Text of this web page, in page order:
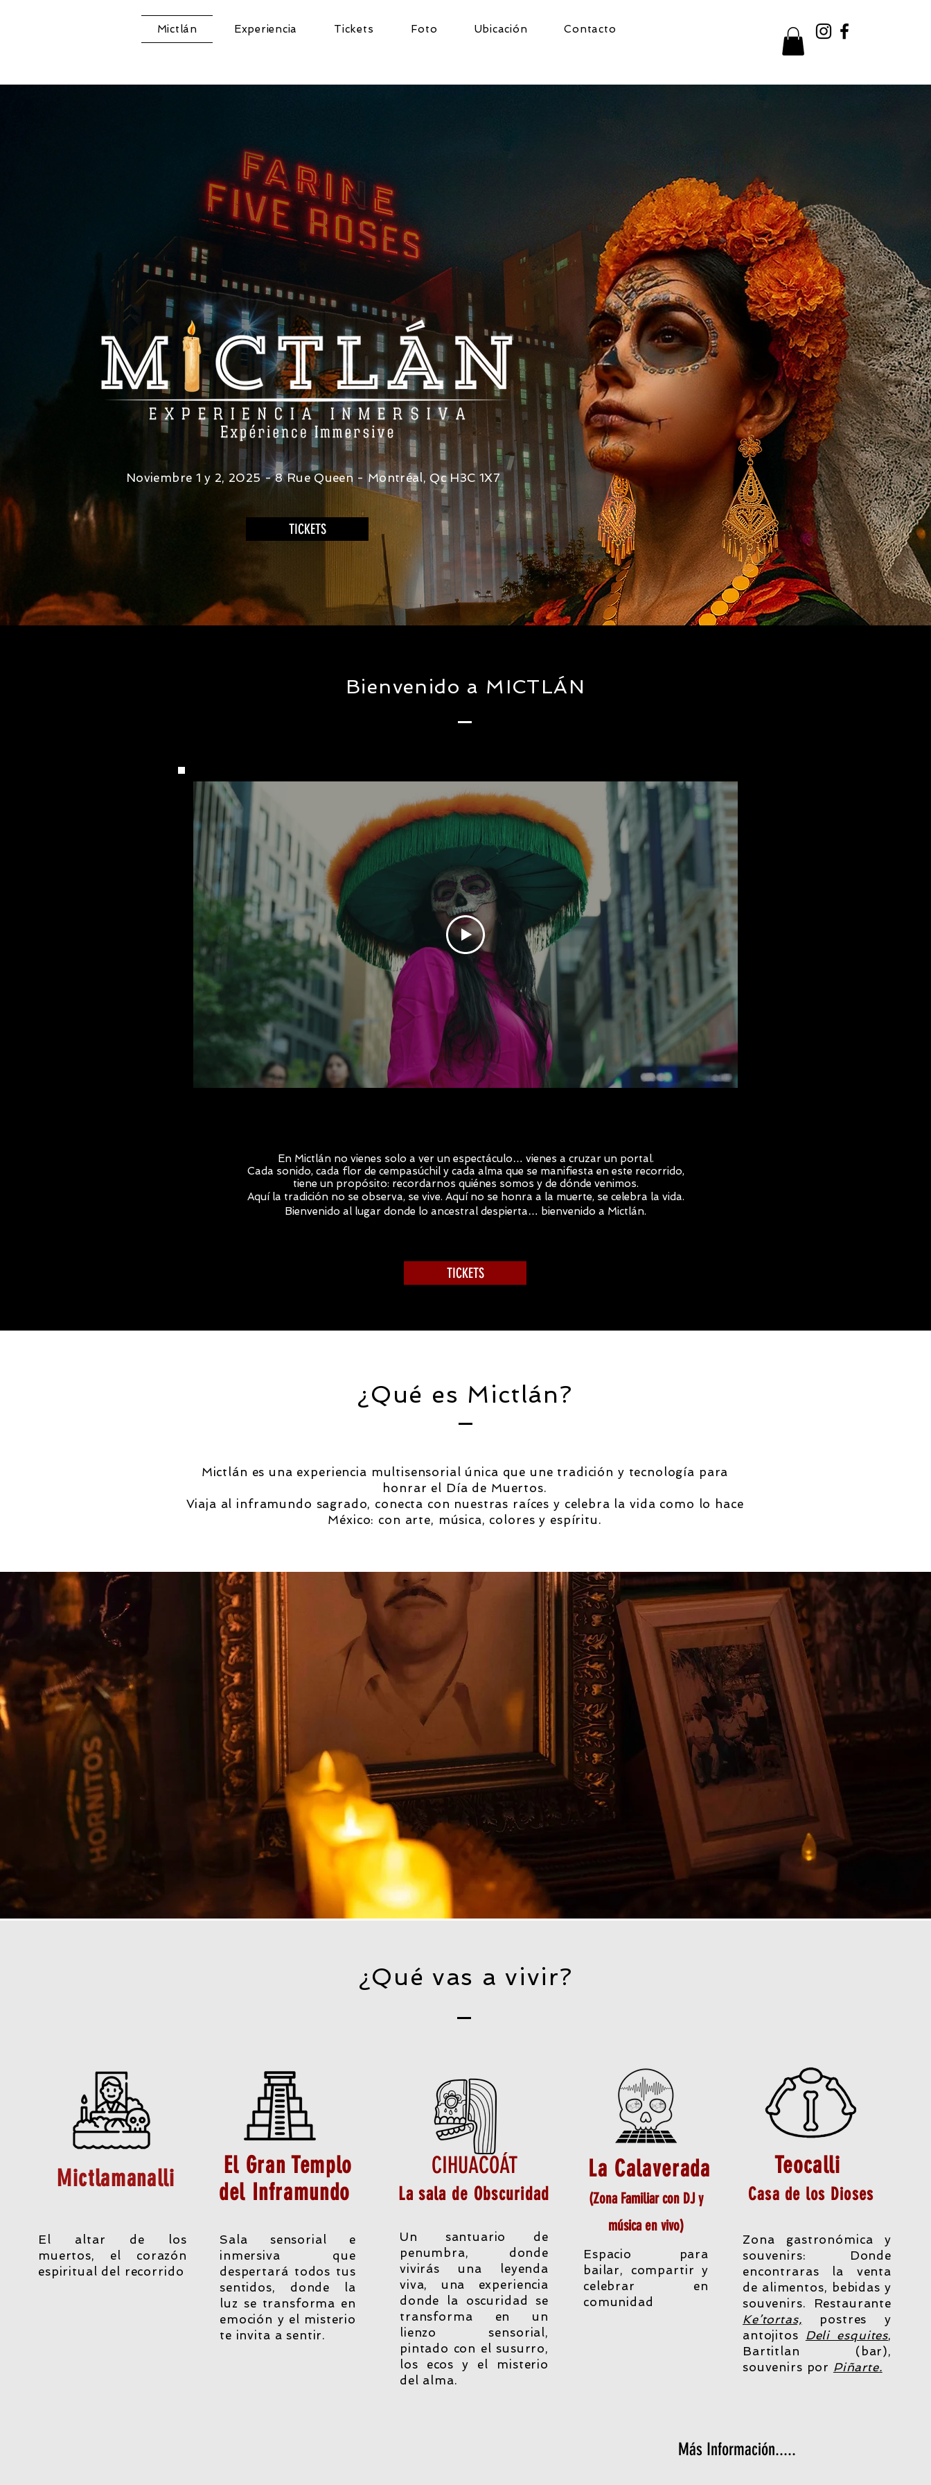
Mictlán Experiencia Tickets Foto Ubicación Contacto
Noviembre 1 y 2, 2025 - 8 Rue Queen - Montréal, Qc H3C 1X7
TICKETS
Bienvenido a MICTLÁN
En Mictlán no vienes solo a ver un espectáculo… vienes a cruzar un portal.
Cada sonido, cada flor de cempasúchil y cada alma que se manifiesta en este recorrido,
tiene un propósito: recordarnos quiénes somos y de dónde venimos.
Aquí la tradición no se observa, se vive. Aquí no se honra a la muerte, se celebra la vida.
Bienvenido al lugar donde lo ancestral despierta… bienvenido a Mictlán.
TICKETS
¿Qué es Mictlán?
Mictlán es una experiencia multisensorial única que une tradición y tecnología para
honrar el Día de Muertos.
Viaja al inframundo sagrado, conecta con nuestras raíces y celebra la vida como lo hace
México: con arte, música, colores y espíritu.
¿Qué vas a vivir?
Mictlamanalli
El altar de los
muertos, el corazón
espiritual del recorrido
El Gran Templo
del Inframundo
Sala sensorial e
inmersiva que
despertará todos tus
sentidos, donde la
luz se transforma en
emoción y el misterio
te invita a sentir.
CIHUACOÁT
La sala de Obscuridad
Un santuario de
penumbra, donde
vivirás una leyenda
viva, una experiencia
donde la oscuridad se
transforma en un
lienzo sensorial,
pintado con el susurro,
los ecos y el misterio
del alma.
La Calaverada
(Zona Familiar con DJ y
música en vivo)
Espacio para
bailar, compartir y
celebrar en
comunidad
Teocalli
Casa de los Dioses
Zona gastronómica y
souvenirs: Donde
encontraras la venta
de alimentos, bebidas y
souvenirs. Restaurante
Ke’tortas, postres y
antojitos
Deli esquites,
Bartitlan (bar),
souvenirs por Piñarte.
Más Información.....